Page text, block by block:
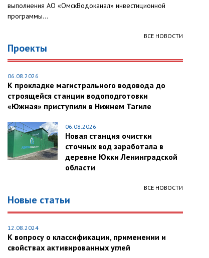
выполнения АО «ОмскВодоканал» инвестиционной
программы...
ВСЕ НОВОСТИ
Проекты
06.08.2026
К прокладке магистрального водовода до
строящейся станции водоподготовки
«Южная» приступили в Нижнем Тагиле
06.08.2026
Новая станция очистки
сточных вод заработала в
деревне Юкки Ленинградской
области
ВСЕ НОВОСТИ
Новые статьи
12.08.2024
К вопросу о классификации, применении и
свойствах активированных углей